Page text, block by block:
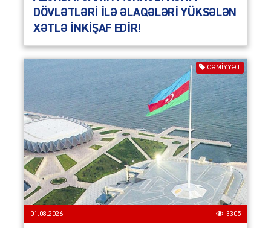
DÖVLƏTLƏRİ İLƏ ƏLAQƏLƏRİ YÜKSƏLƏN
XƏTLƏ İNKİŞAF EDİR!
CƏMIYYƏT
01.08.2026 3305